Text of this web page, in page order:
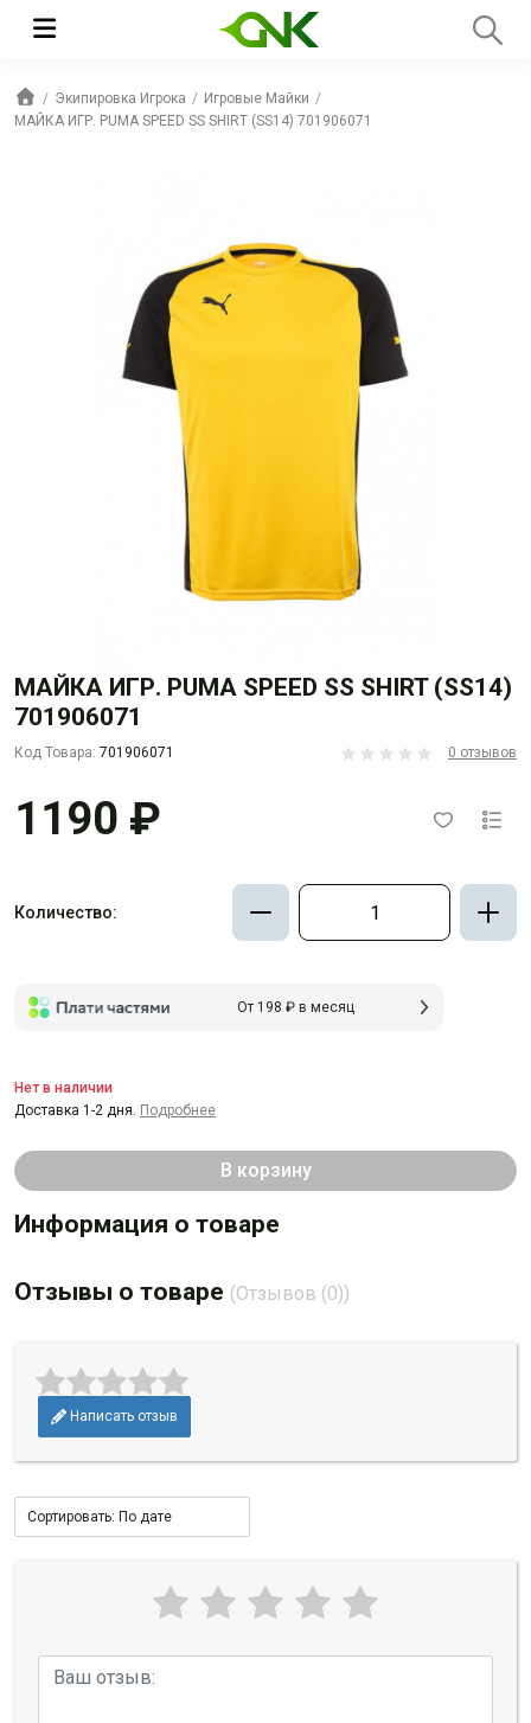
Экипировка Игрока
Игровые Майки
МАЙКА ИГР. PUMA SPEED SS SHIRT (SS14) 701906071
МАЙКА ИГР. PUMA SPEED SS SHIRT (SS14)
701906071
Код Товара: 701906071 0 отзывов
1190 ₽
Количество:
От 198 ₽ в месяц
В корзину
Нет в наличии
Доставка 1-2 дня. Подробнее
Информация о товаре
Отзывы о товаре (Отзывов (0))
Написать отзыв